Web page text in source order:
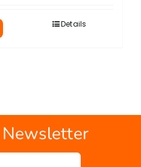
Details
Newsletter